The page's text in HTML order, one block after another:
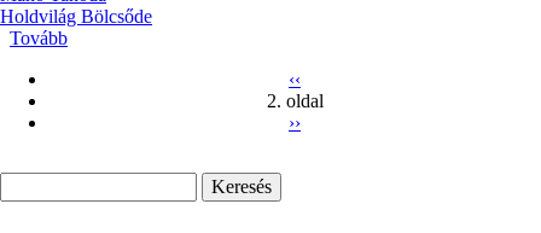
Holdvilág Bölcsőde
Tovább
Oldalszámozás
Előző
oldal
‹‹
2. oldal
Következő
››